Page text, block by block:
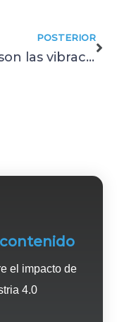
POSTERIOR
¿Qué son las vibraciones mecánicas y por qué importan en el monitoreo industrial?
el impacto de
4.0